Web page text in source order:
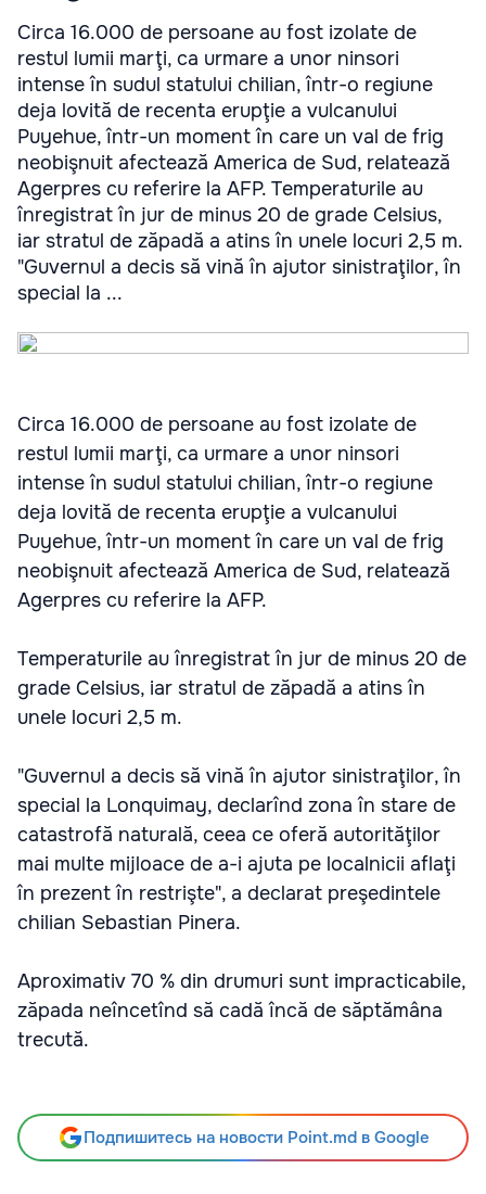
Circa 16.000 de persoane au fost izolate de
restul lumii marţi, ca urmare a unor ninsori
intense în sudul statului chilian, într-o regiune
deja lovită de recenta erupţie a vulcanului
Puyehue, într-un moment în care un val de frig
neobişnuit afectează America de Sud, relatează
Agerpres cu referire la AFP. Temperaturile au
înregistrat în jur de minus 20 de grade Celsius,
iar stratul de zăpadă a atins în unele locuri 2,5 m.
"Guvernul a decis să vină în ajutor sinistraţilor, în
special la ...
Circa 16.000 de persoane au fost izolate de
restul lumii marţi, ca urmare a unor ninsori
intense în sudul statului chilian, într-o regiune
deja lovită de recenta erupţie a vulcanului
Puyehue, într-un moment în care un val de frig
neobişnuit afectează America de Sud, relatează
Agerpres cu referire la AFP.
Temperaturile au înregistrat în jur de minus 20 de
grade Celsius, iar stratul de zăpadă a atins în
unele locuri 2,5 m.
"Guvernul a decis să vină în ajutor sinistraţilor, în
special la Lonquimay, declarînd zona în stare de
catastrofă naturală, ceea ce oferă autorităţilor
mai multe mijloace de a-i ajuta pe localnicii aflaţi
în prezent în restrişte", a declarat preşedintele
chilian Sebastian Pinera.
Aproximativ 70 % din drumuri sunt impracticabile,
zăpada neîncetînd să cadă încă de săptămâna
trecută.
Подпишитесь на новости Point.md в Google